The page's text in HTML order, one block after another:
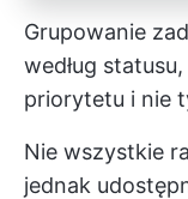
Grupowanie
według
priorytetu i nie
Nie wszystkie
jednak